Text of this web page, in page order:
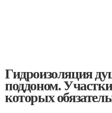
Гидроизоляция
поддоном.
которых